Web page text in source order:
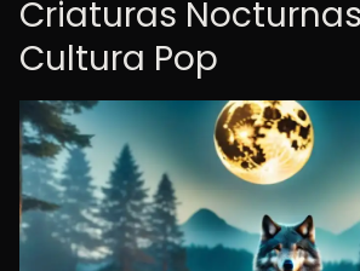
Criaturas
Cultura Pop